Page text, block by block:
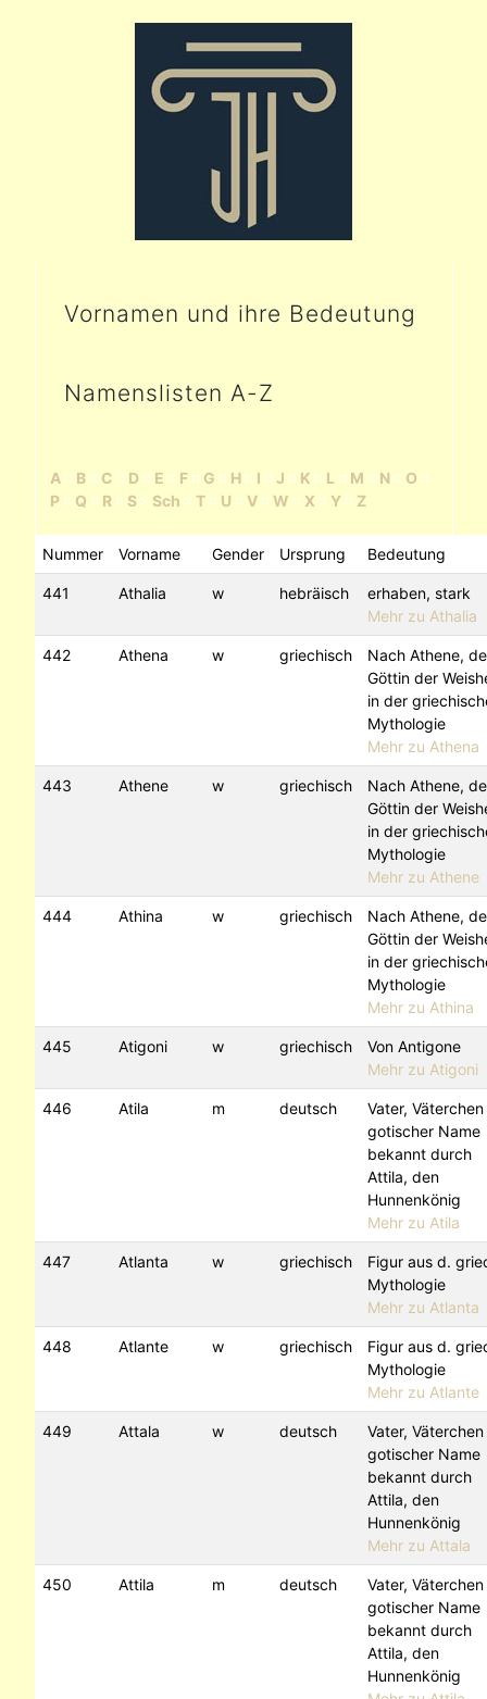
Vornamen und ihre Bedeutung
Namenslisten A-Z
A:: B:: C :: D :: E :: F:: G :: H:: I :: J :: K :: L :: M :: N :: O ::
P:: Q :: R:: S:: Sch :: T:: U :: V:: W :: X :: Y:: Z
Nummer Vorname Gender Ursprung Bedeutung
441 Athalia w hebräisch
erhaben, stark
Mehr zu Athalia
442 Athena w griechisch
Nach Athene,
Göttin der
in der
Mythologie
Mehr zu Athena
443 Athene w griechisch
Nach Athene,
Göttin der
in der
Mythologie
Mehr zu Athene
444 Athina w griechisch
Nach Athene,
Göttin der
in der
Mythologie
Mehr zu Athina
445 Atigoni w griechisch
Von Antigone
Mehr zu Atigoni
446 Atila m deutsch
Vater,
gotischer Name
bekannt durch
Attila, den
Hunnenkönig
Mehr zu Atila
447 Atlanta w griechisch
Figur aus d.
Mythologie
Mehr zu Atlanta
448 Atlante w griechisch
Figur aus d.
Mythologie
Mehr zu Atlante
449 Attala w deutsch
Vater,
gotischer Name
bekannt durch
Attila, den
Hunnenkönig
Mehr zu Attala
450 Attila m deutsch
Vater,
gotischer Name
bekannt durch
Attila, den
Hunnenkönig